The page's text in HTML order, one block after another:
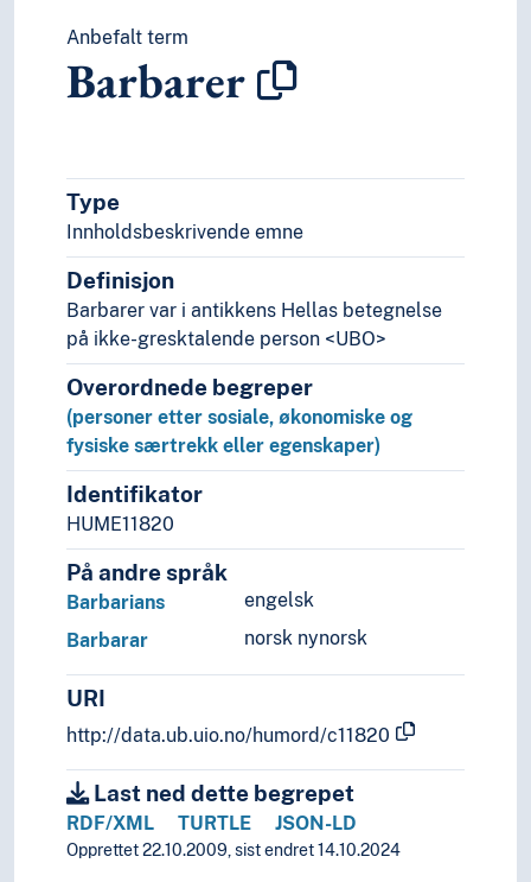
Enker
Enslige
Eremitter
Evnukker
Fattige
Feminister
Femme fatale
Fjernsynsseere
Flerspråklige
Folk flest
Folkelige behandlere
Folkevalgte
Forbrukere
Forpaktere
Forsikringstakere
Forsøkspersoner
Forsørgere
Forvaltere
Fotballhooligans
Frivillige
Funksjonshemmede
Gamere
Gatebarn
Genier
Anbefalt term
Barbarer
Type
Innholdsbeskrivende emne
Definisjon
Barbarer var i antikkens Hellas betegnelse
på ikke-gresktalende person <UBO>
Overordnede begreper
(personer etter sosiale, økonomiske og
fysiske særtrekk eller egenskaper)
Identifikator
HUME11820
På andre språk
engelsk
Barbarians
norsk nynorsk
Barbarar
URI
http://data.ub.uio.no/humord/c11820
Last ned dette begrepet
RDF/XML TURTLE JSON-LD
Opprettet 22.10.2009, sist endret 14.10.2024